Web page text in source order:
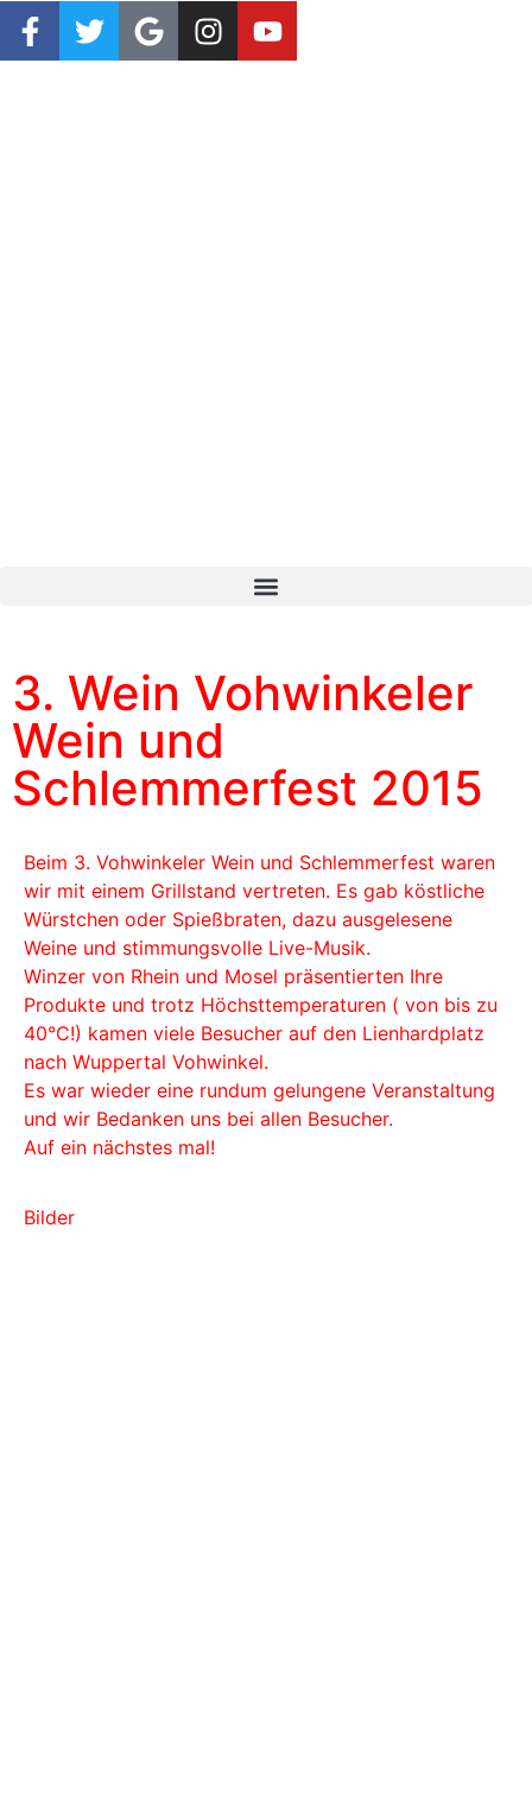
3. Wein Vohwinkeler
Wein und
Schlemmerfest 2015
Beim 3. Vohwinkeler Wein und Schlemmerfest waren
wir mit einem Grillstand vertreten. Es gab köstliche
Würstchen oder Spießbraten, dazu ausgelesene
Weine und stimmungsvolle Live-Musik.
Winzer von Rhein und Mosel präsentierten Ihre
Produkte und trotz Höchsttemperaturen ( von bis zu
40°C!) kamen viele Besucher auf den Lienhardplatz
nach Wuppertal Vohwinkel.
Es war wieder eine rundum gelungene Veranstaltung
und wir Bedanken uns bei allen Besucher.
Auf ein nächstes mal!
Bilder